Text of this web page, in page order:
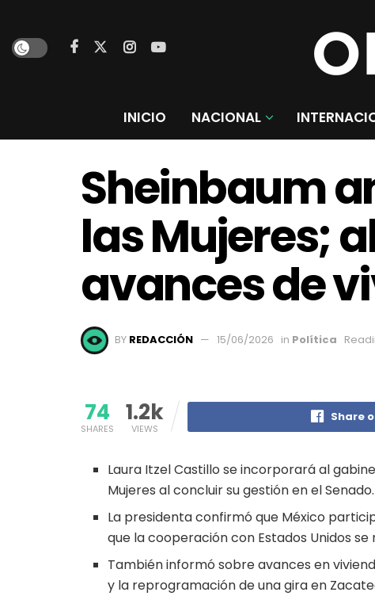
INICIO NACIONAL
Sheinbaum
las Mujeres;
avances de
BY REDACCIÓN 15/06/2026 in Política
74
SHARES
1.2k
VIEWS
Share
Laura Itzel Castillo se incorporará al
Mujeres al concluir su gestión en el Senado.
La presidenta confirmó que México
que la cooperación con Estados Unidos
También informó sobre avances en
y la reprogramación de una gira en